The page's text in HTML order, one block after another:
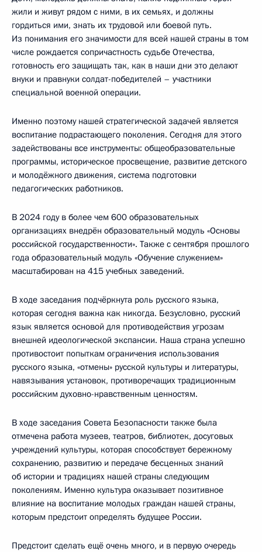
жили и живут рядом с ними, в их семьях, и должны
гордиться ими, знать их трудовой или боевой путь.
Из понимания его значимости для всей нашей страны в том
числе рождается сопричастность судьбе Отечества,
готовность его защищать так, как в наши дни это делают
внуки и правнуки солдат-победителей – участники
специальной военной операции.
Именно поэтому нашей стратегической задачей является
воспитание подрастающего поколения. Сегодня для этого
задействованы все инструменты: общеобразовательные
программы, историческое просвещение, развитие детского
и молодёжного движения, система подготовки
педагогических работников.
В 2024 году в более чем 600 образовательных
организациях внедрён образовательный модуль «Основы
российской государственности». Также с сентября прошлого
года образовательный модуль «Обучение служением»
масштабирован на 415 учебных заведений.
В ходе заседания подчёркнута роль русского языка,
которая сегодня важна как никогда. Безусловно, русский
язык является основой для противодействия угрозам
внешней идеологической экспансии. Наша страна успешно
противостоит попыткам ограничения использования
русского языка, «отмены» русской культуры и литературы,
навязывания установок, противоречащих традиционным
российским духовно-нравственным ценностям.
В ходе заседания Совета Безопасности также была
отмечена работа музеев, театров, библиотек, досуговых
учреждений культуры, которая способствует бережному
сохранению, развитию и передаче бесценных знаний
об истории и традициях нашей страны следующим
поколениям. Именно культура оказывает позитивное
влияние на воспитание молодых граждан нашей страны,
которым предстоит определять будущее России.
Предстоит сделать ещё очень много, и в первую очередь